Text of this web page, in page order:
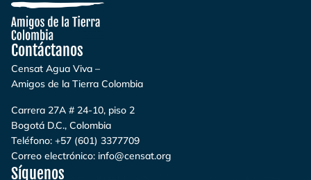
Contáctanos
Censat Agua Viva –
Amigos de la Tierra Colombia
Carrera 27A # 24-10, piso 2
Bogotá D.C., Colombia
Teléfono: +57 (601) 3377709
Correo electrónico: info@censat.org
Síguenos